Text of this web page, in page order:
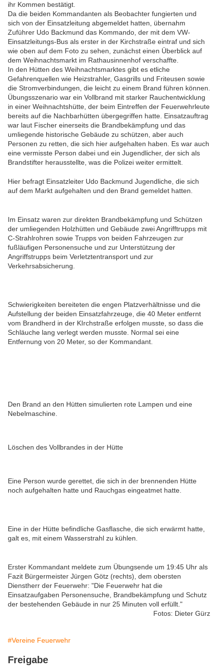
ihr Kommen bestätigt.
Da die beiden Kommandanten als Beobachter fungierten und
sich von der Einsatzleitung abgemeldet hatten, übernahm
Zuführer Udo Backmund das Kommando, der mit dem VW-
Einsatzleitungs-Bus als erster in der Kirchstraße eintraf und sich
wie oben auf dem Foto zu sehen, zunächst einen Überblick auf
dem Weihnachtsmarkt im Rathausinnenhof verschaffte.
In den Hütten des Weihnachtsmarktes gibt es etliche
Gefahrenquellen wie Heizstrahler, Gasgrills und Friteusen sowie
die Stromverbindungen, die leicht zu einem Brand führen können.
Übungsszenario war ein Vollbrand mit starker Rauchentwicklung
in einer Weihnachtshütte, der beim Eintreffen der Feuerwehrleute
bereits auf die Nachbarhütten übergegriffen hatte. Einsatzauftrag
war laut Fischer einerseits die Brandbekämpfung und das
umliegende historische Gebäude zu schützen, aber auch
Personen zu retten, die sich hier aufgehalten haben. Es war auch
eine vermisste Person dabei und ein Jugendlicher, der sich als
Brandstifter herausstellte, was die Polizei weiter ermittelt.
Hier befragt Einsatzleiter Udo Backmund Jugendliche, die sich
auf dem Markt aufgehalten und den Brand gemeldet hatten.
Im Einsatz waren zur direkten Brandbekämpfung und Schützen
der umliegenden Holzhütten und Gebäude zwei Angrifftrupps mit
C-Strahlrohren sowie Trupps von beiden Fahrzeugen zur
fußläufigen Personensuche und zur Unterstützung der
Angriffstrupps beim Verletztentransport und zur
Verkehrsabsicherung.
Schwierigkeiten bereiteten die engen Platzverhältnisse und die
Aufstellung der beiden Einsatzfahrzeuge, die 40 Meter entfernt
vom Brandherd in der KIrchstraße erfolgen musste, so dass die
Schläuche lang verlegt werden musste. Normal sei eine
Entfernung von 20 Meter, so der Kommandant.
Den Brand an den Hütten simulierten rote Lampen und eine
Nebelmaschine.
Löschen des Vollbrandes in der Hütte
Eine Person wurde gerettet, die sich in der brennenden Hütte
noch aufgehalten hatte und Rauchgas eingeatmet hatte.
Eine in der Hütte befindliche Gasflasche, die sich erwärmt hatte,
galt es, mit einem Wasserstrahl zu kühlen.
Erster Kommandant meldete zum Übungsende um 19:45 Uhr als
Fazit Bürgermeister Jürgen Götz (rechts), dem obersten
Dienstherr der Feuerwehr: "Die Feuerwehr hat die
Einsatzaufgaben Personensuche, Brandbekämpfung und Schutz
der bestehenden Gebäude in nur 25 Minuten voll erfüllt."
Fotos: Dieter Gürz
#Vereine Feuerwehr
Freigabe